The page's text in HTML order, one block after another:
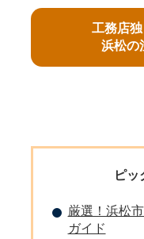
工務店
浜松の
ピッ
厳選！浜松
ガイド